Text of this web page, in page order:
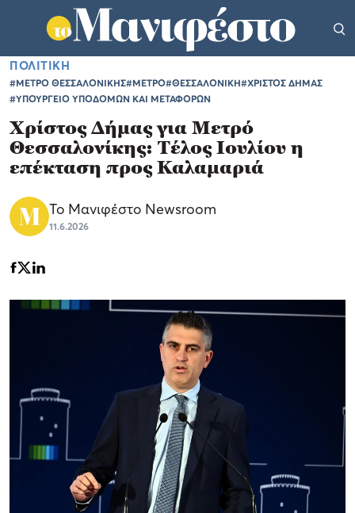
ΠΟΛΙΤΙΚΗ
#ΜΕΤΡΟ ΘΕΣΣΑΛΟΝΙΚΗΣ#ΜΕΤΡΟ#ΘΕΣΣΑΛΟΝΙΚΗ#ΧΡΙΣΤΟΣ ΔΗΜΑΣ
#ΥΠΟΥΡΓΕΙΟ ΥΠΟΔΟΜΩΝ ΚΑΙ ΜΕΤΑΦΟΡΩΝ
Χρίστος Δήμας για Μετρό
Θεσσαλονίκης: Τέλος Ιουλίου η
επέκταση προς Καλαμαριά
Το Μανιφέστο Newsroom
11.6.2026